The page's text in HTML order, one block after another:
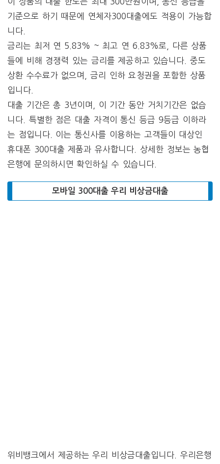
기준으로 하기 때문에 연체자300대출에도 적용이 가능합
니다.
금리는 최저 연 5.83% ~ 최고 연 6.83%로, 다른 상품
들에 비해 경쟁력 있는 금리를 제공하고 있습니다. 중도
상환 수수료가 없으며, 금리 인하 요청권을 포함한 상품
입니다.
대출 기간은 총 3년이며, 이 기간 동안 거치기간은 없습
니다. 특별한 점은 대출 자격이 통신 등급 9등급 이하라
는 점입니다. 이는 통신사를 이용하는 고객들이 대상인
휴대폰 300대출 제품과 유사합니다. 상세한 정보는 농협
은행에 문의하시면 확인하실 수 있습니다.
모바일 300대출 우리 비상금대출
위비뱅크에서 제공하는 우리 비상금대출입니다. 우리은행